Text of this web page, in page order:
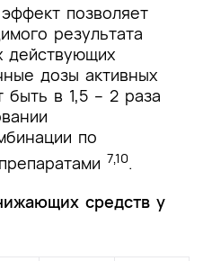
позволяет
результата
действующих
дозы активных
быть в 1,5 – 2 раза
по
7,10.
средств у